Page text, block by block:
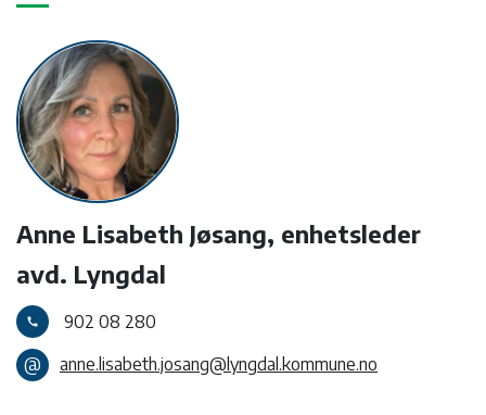
Anne Lisabeth Jøsang, enhetsleder
avd. Lyngdal
call
902 08 280
@
anne.lisabeth.josang@lyngdal.kommune.no